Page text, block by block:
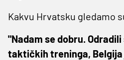
Kakvu Hrvatsku gledamo
"Nadam se dobru.
taktičkih treninga,